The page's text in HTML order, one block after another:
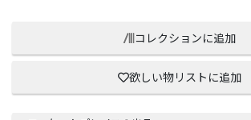
コレクションに追加
欲しい物リストに追加